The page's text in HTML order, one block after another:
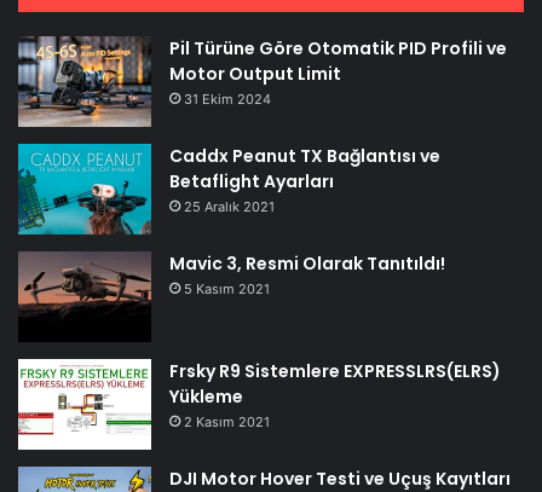
Pil Türüne Göre Otomatik PID Profili ve
Motor Output Limit
31 Ekim 2024
Caddx Peanut TX Bağlantısı ve
Betaflight Ayarları
25 Aralık 2021
Mavic 3, Resmi Olarak Tanıtıldı!
5 Kasım 2021
Frsky R9 Sistemlere EXPRESSLRS(ELRS)
Yükleme
2 Kasım 2021
DJI Motor Hover Testi ve Uçuş Kayıtları